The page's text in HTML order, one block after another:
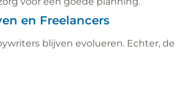
en Freelancers
blijven evolueren. Echter, de